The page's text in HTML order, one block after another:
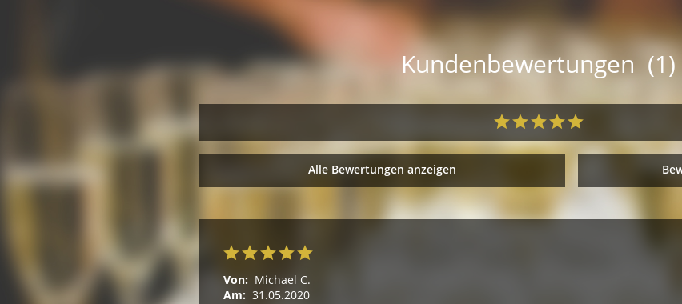
Kundenbewertungen (1)
Alle Bewertungen anzeigen
Von: Michael C.
Am: 31.05.2020